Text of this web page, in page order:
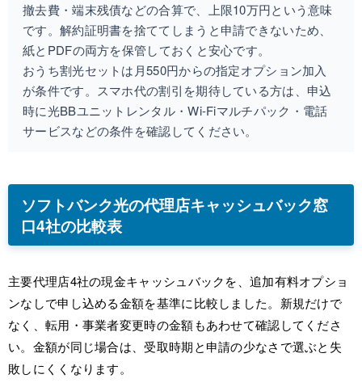
撤去費・端末残債などの合算で、上限10万円という意味
です。解約証明書を捨ててしまうと申請できないため、
紙とPDFの両方を保管しておくと安心です。
おうち割光セットは月550円からの指定オプション加入
が条件です。スマホ代の割引を期待している方は、申込
時に光BBユニットレンタル・Wi-Fiマルチパック・電話
サービスなどの条件を確認してください。
ソフトバンク光の代理店キャッシュバック窓
口4社の比較表
主要代理店4社の現金キャッシュバックを、追加有料オプショ
ンなしで申し込める金額を基準に比較しました。新規だけで
なく、転用・事業者変更時の金額もあわせて確認してくださ
い。金額が同じ場合は、受取時期と申請の少なさで選ぶと失
敗しにくくなります。